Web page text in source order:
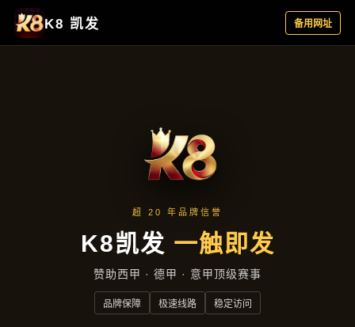
产品分类
首页 产品分类